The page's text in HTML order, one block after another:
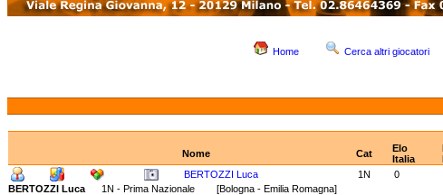
Home Cerca altri giocatori
Nome
Cat
Elo
Italia
BERTOZZI Luca
1N 0
BERTOZZI Luca
1N - Prima Nazionale [Bologna - Emilia Romagna]